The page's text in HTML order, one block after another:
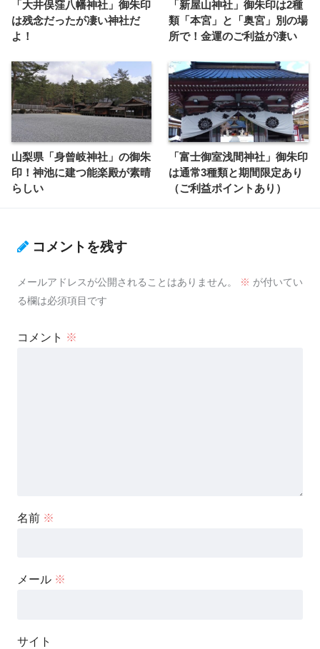
「大井俣窪八幡神社」御朱印
は残念だったが凄い神社だ
よ！
「新屋山神社」御朱印は2種
類「本宮」と「奥宮」別の場
所で！金運のご利益が凄い
山梨県「身曾岐神社」の御朱
印！神池に建つ能楽殿が素晴
らしい
「富士御室浅間神社」御朱印
は通常3種類と期間限定あり
（ご利益ポイントあり）
コメントを残す
メールアドレスが公開されることはありません。 ※ が付いてい
る欄は必須項目です
コメント ※
名前 ※
メール ※
サイト